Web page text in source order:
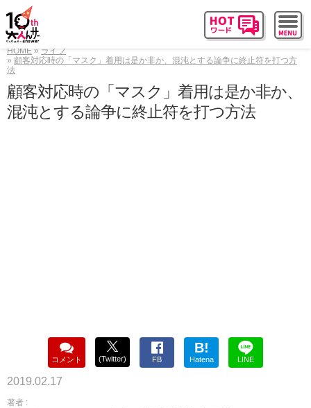
HOME
ライフ
顧客対応時の「マスク」着用は是か非か、混沌とする論争に終止符を打つ方
法
顧客対応時の「マスク」着用は是か非か、
混沌とする論争に終止符を打つ方法
コメント (Twitter) FB
B!
Hatena LINE
2019.02.17
著者 :